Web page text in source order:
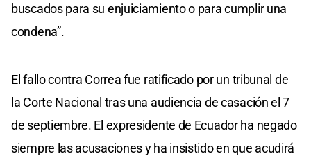
buscados para su enjuiciamiento o para cumplir una
condena”.
El fallo contra Correa fue ratificado por un tribunal de
la Corte Nacional tras una audiencia de casación el 7
de septiembre. El expresidente de Ecuador ha negado
siempre las acusaciones y ha insistido en que acudirá